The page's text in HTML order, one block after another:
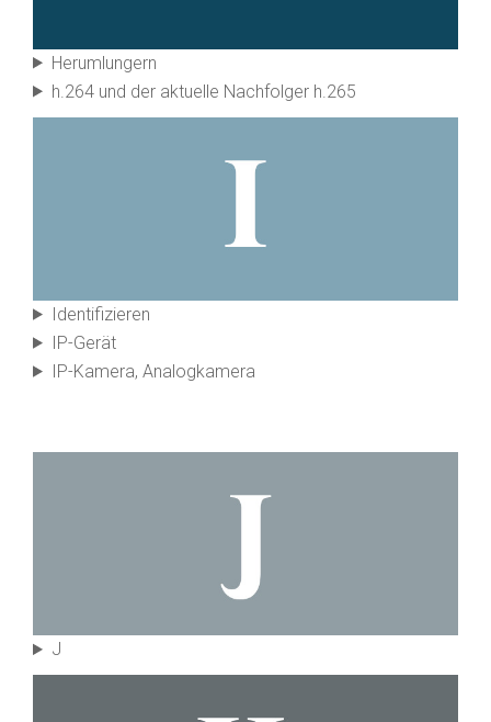
Herum­lungern
h.264 und der aktuelle Nach­folger h.265
Identifi­zieren
IP-Gerät
IP-Kamera, Analog­kamera
J